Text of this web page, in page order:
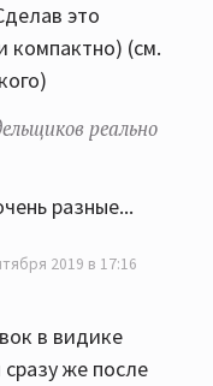
это
компактно) (см.
реально
разные...
2019 в 17:16
в видике
же после